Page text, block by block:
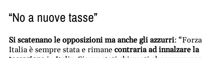
“No a nuove tasse”
Si scatenano le opposizioni ma anche gli azzurri: “Forza
Italia è sempre stata e rimane contraria ad innalzare la